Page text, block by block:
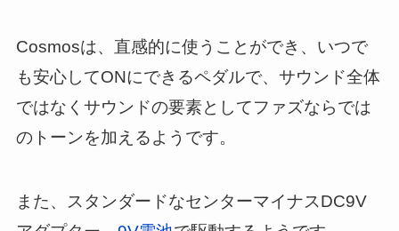
Cosmosは、直感的に使うことができ、いつで
も安心してONにできるペダルで、サウンド全体
ではなくサウンドの要素としてファズならでは
のトーンを加えるようです。
また、スタンダードなセンターマイナスDC9V